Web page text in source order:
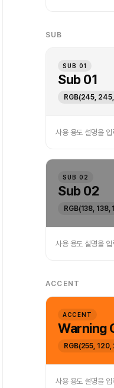
SUB
SUB 01
Sub 01
RGB(245,
사용 용도 설명을
SUB 02
Sub 02
RGB(138, 138,
사용 용도 설명을
ACCENT
ACCENT
Warning
RGB(255,
사용 용도 설명을